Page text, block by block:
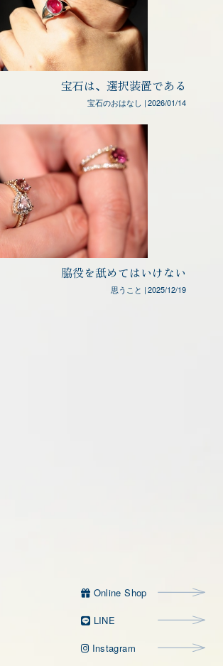
宝石は、選択装置である
宝石のおはなし |2026/01/14
脇役を舐めてはいけない
思うこと |2025/12/19
Online Shop
LINE
Instagram